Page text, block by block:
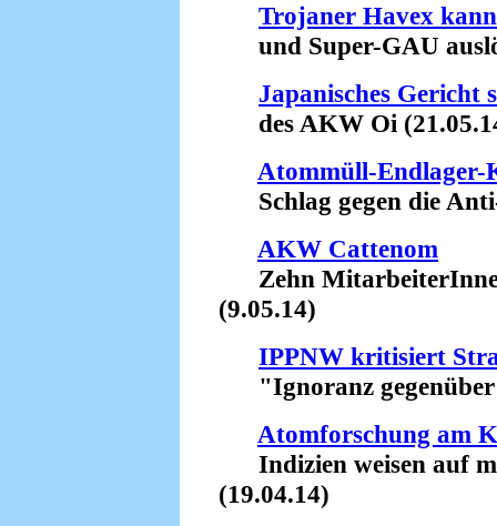
Trojaner Havex
und Super-GAU
Japanisches Gericht
des AKW Oi
Atommüll-Endlager-
Schlag gegen die
AKW Cattenom
Zehn
(9.05.14)
IPPNW kritisiert
"Ignoranz gegenüber
Atomforschung am
Indizien weisen auf
(19.04.14)